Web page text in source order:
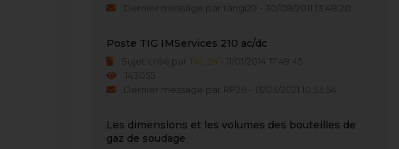
Dernier message par tangi29 - 30/08/2011 13:48:20
Poste TIG IMServices 210 ac/dc
Sujet créé par Tof_24 - 11/01/2014 17:49:45
143055
Dernier message par RP26 - 13/03/2021 10:53:54
Les dimensions et les volumes des bouteilles de
gaz de soudage